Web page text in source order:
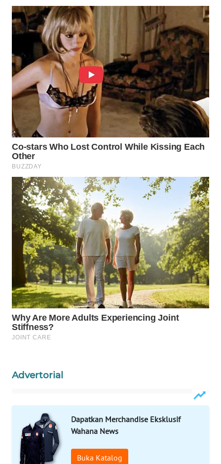
Advertorial
Dapatkan Merchandise Eksklusif
Wahana News
Buka Katalog
WN
PRIANGAN
TIMUR
SEMARANG
WN
SOLO
WN
BOROBUDUR
WN
WN
SURABAYA
WN
NATUNA
WN
BINTAN
WN
MANDALIKA
WN
BORNEO
Wahana